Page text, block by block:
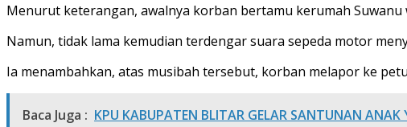
Menurut keterangan, awalnya korban bertamu kerumah
Namun, tidak lama kemudian terdengar suara sepeda motor
Ia menambahkan, atas musibah tersebut, korban melapor ke
Baca Juga : KPU KABUPATEN BLITAR GELAR SANTUNAN